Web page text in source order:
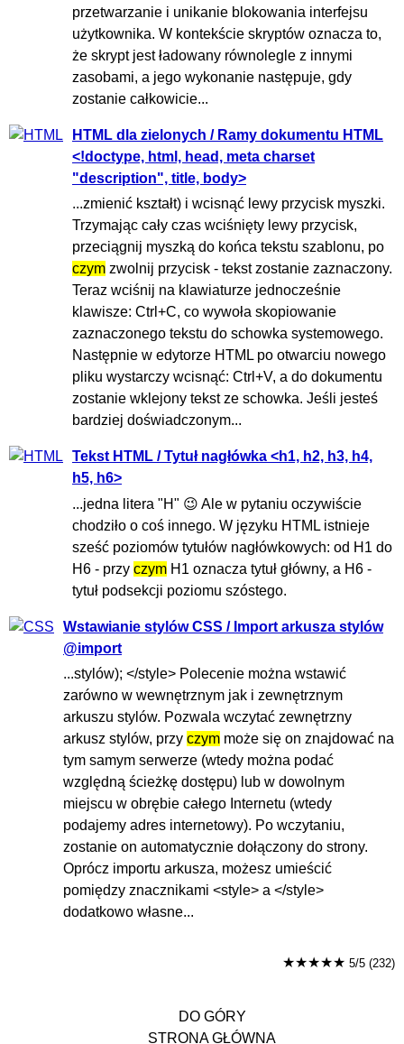
przetwarzanie i unikanie blokowania interfejsu
użytkownika. W kontekście skryptów oznacza to,
że skrypt jest ładowany równolegle z innymi
zasobami, a jego wykonanie następuje, gdy
zostanie całkowicie...
HTML dla zielonych / Ramy dokumentu HTML
<!doctype, html, head, meta charset
"description", title, body>
...zmienić kształt) i wcisnąć lewy przycisk myszki.
Trzymając cały czas wciśnięty lewy przycisk,
przeciągnij myszką do końca tekstu szablonu, po
czym zwolnij przycisk - tekst zostanie zaznaczony.
Teraz wciśnij na klawiaturze jednocześnie
klawisze: Ctrl+C, co wywoła skopiowanie
zaznaczonego tekstu do schowka systemowego.
Następnie w edytorze HTML po otwarciu nowego
pliku wystarczy wcisnąć: Ctrl+V, a do dokumentu
zostanie wklejony tekst ze schowka. Jeśli jesteś
bardziej doświadczonym...
Tekst HTML / Tytuł nagłówka <h1, h2, h3, h4,
h5, h6>
...jedna litera "H" 😉 Ale w pytaniu oczywiście
chodziło o coś innego. W języku HTML istnieje
sześć poziomów tytułów nagłówkowych: od H1 do
H6 - przy czym H1 oznacza tytuł główny, a H6 -
tytuł podsekcji poziomu szóstego.
Wstawianie stylów CSS / Import arkusza stylów
@import
...stylów); </style> Polecenie można wstawić
zarówno w wewnętrznym jak i zewnętrznym
arkuszu stylów. Pozwala wczytać zewnętrzny
arkusz stylów, przy czym może się on znajdować na
tym samym serwerze (wtedy można podać
względną ścieżkę dostępu) lub w dowolnym
miejscu w obrębie całego Internetu (wtedy
podajemy adres internetowy). Po wczytaniu,
zostanie on automatycznie dołączony do strony.
Oprócz importu arkusza, możesz umieścić
pomiędzy znacznikami <style> a </style>
dodatkowo własne...
★★★★★ 5/5 (232)
DO GÓRY
STRONA GŁÓWNA